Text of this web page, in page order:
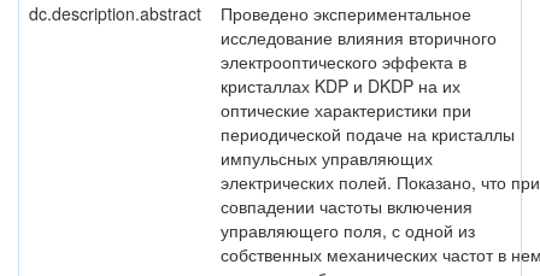
dc.description.abstract
Проведено экспериментальное
исследование влияния вторичного
электрооптического эффекта в
кристаллах KDP и DKDP на их
оптические характеристики при
периодической подаче на кристаллы
импульсных управляющих
электрических полей. Показано, что при
совпадении частоты включения
управляющего поля, с одной из
собственных механических частот в